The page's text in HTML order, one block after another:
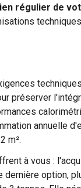
régulier de
préserver
annuelle
m².
à vous :
dernière option,